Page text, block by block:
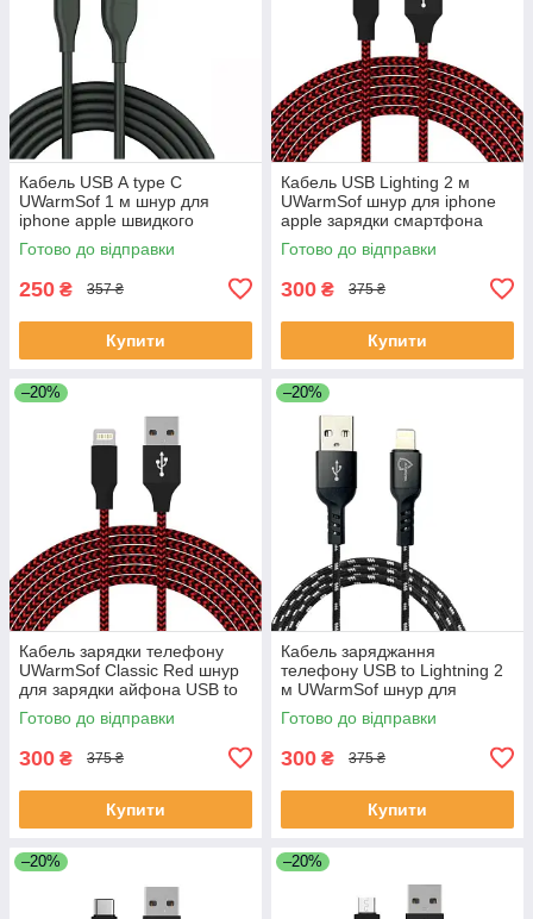
Кабель USB А type C
UWarmSof 1 м шнур для
iphone apple швидкого
заряджання смартфона ios
ipad передачі даних Чорний
Готово до відправки
250 ₴ 357 ₴
Купити
Кабель USB Lighting 2 м
UWarmSof шнур для iphone
apple зарядки смартфона
телефону навушників ios ipad
передачі даних 2.4 А
Готово до відправки
300 ₴ 375 ₴
Купити
–20%
Кабель зарядки телефону
UWarmSof Classic Red шнур
для зарядки айфона USB to
Lightning зарядний дріт 1
метр зарядка для планшета
Готово до відправки
300 ₴ 375 ₴
Купити
–20%
Кабель заряджання
телефону USB to Lightning 2
м UWarmSof шнур для
заряджання айфона
зарядний провід заряджання
Готово до відправки
300 ₴ 375 ₴
Купити
–20% –20%